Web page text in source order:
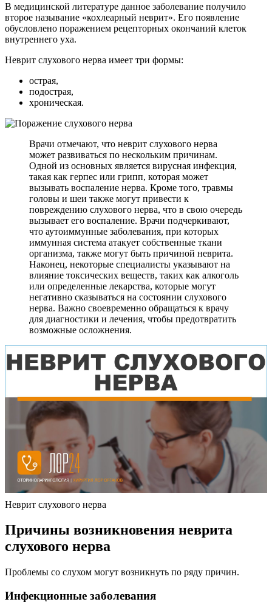
В медицинской литературе данное заболевание получило
второе называние «кохлеарный неврит». Его появление
обусловлено поражением рецепторных окончаний клеток
внутреннего уха.
Неврит слухового нерва имеет три формы:
острая,
подострая,
хроническая.
Врачи отмечают, что неврит слухового нерва
может развиваться по нескольким причинам.
Одной из основных является вирусная инфекция,
такая как герпес или грипп, которая может
вызывать воспаление нерва. Кроме того, травмы
головы и шеи также могут привести к
повреждению слухового нерва, что в свою очередь
вызывает его воспаление. Врачи подчеркивают,
что аутоиммунные заболевания, при которых
иммунная система атакует собственные ткани
организма, также могут быть причиной неврита.
Наконец, некоторые специалисты указывают на
влияние токсических веществ, таких как алкоголь
или определенные лекарства, которые могут
негативно сказываться на состоянии слухового
нерва. Важно своевременно обращаться к врачу
для диагностики и лечения, чтобы предотвратить
возможные осложнения.
Неврит слухового нерва
Причины возникновения неврита
слухового нерва
Проблемы со слухом могут возникнуть по ряду причин.
Инфекционные заболевания